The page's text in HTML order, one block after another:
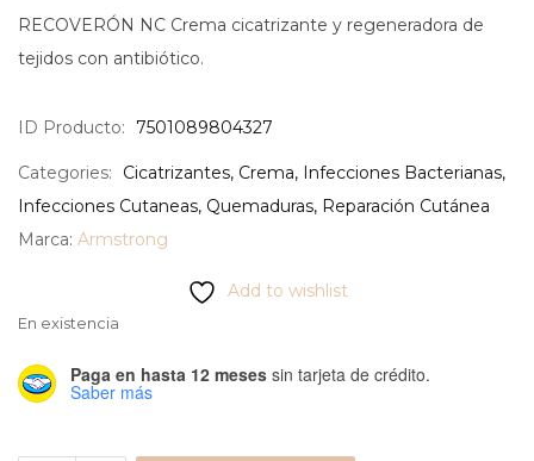
RECOVERÓN NC Crema cicatrizante y regeneradora de
tejidos con antibiótico.
ID Producto: 7501089804327
Categories: Cicatrizantes, Crema, Infecciones Bacterianas,
Infecciones Cutaneas, Quemaduras, Reparación Cutánea
Marca: Armstrong
Add to wishlist
En existencia
Paga en hasta 12 meses sin tarjeta de crédito.
Saber más